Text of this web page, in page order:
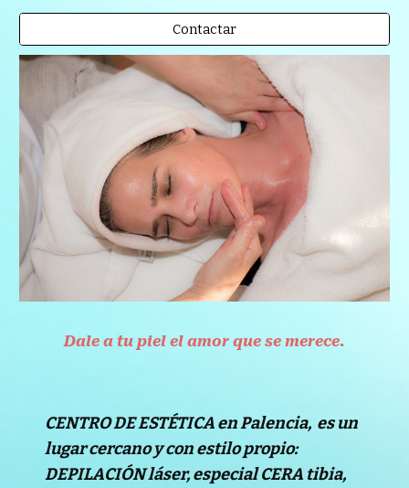
Contactar
Dale a tu piel el amor que se merece.
CENTRO DE ESTÉTICA en Palencia, es un
lugar cercano y con estilo propio:
DEPILACIÓN láser, especial CERA tibia,